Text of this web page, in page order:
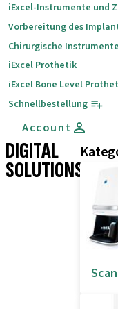
iExcel-Instrumente und
Vorbereitung des
Chirurgische Instrumente
iExcel Prothetik
iExcel Bone Level
Schnellbestellung
Account
DIGITAL
SOLUTIONS